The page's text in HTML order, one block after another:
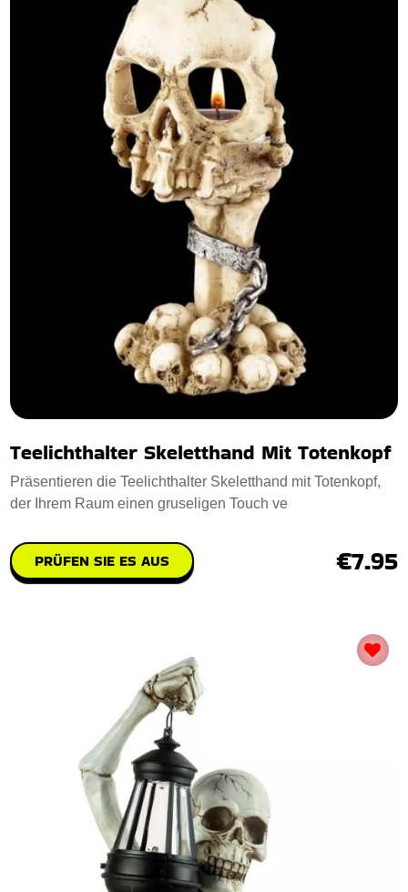
Teelichthalter Skeletthand Mit Totenkopf
Präsentieren die Teelichthalter Skeletthand mit Totenkopf,
der Ihrem Raum einen gruseligen Touch ve
PRÜFEN SIE ES AUS €7.95